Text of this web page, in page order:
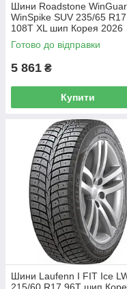
Шини Roadstone
WinSpike SUV 235/65 R17
108T XL шип Корея 2026
(зима)
Готово до відправки
5 861 ₴
Купити
Шини Laufenn I FIT Ice